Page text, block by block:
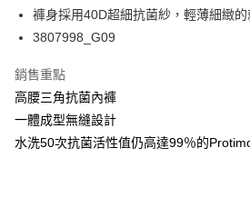
AFTEE先享後付
相關說明
AFTEE先享後付是「在收到商品之後才付款」
１．簡單：不需註冊會員、不需綁卡、不需儲值
２．便利：只要手機號碼，簡訊認證，即可結帳
３．安心：先確認商品／服務後，再付款。
ATM付款
運送方式
全家取付
褲身採用40D超細抗菌紗，輕薄細緻
3807998_G09
銷售重點
高腰三角抗菌內褲
一體成型無縫設計
水洗50次抗菌活性值仍高達99％的